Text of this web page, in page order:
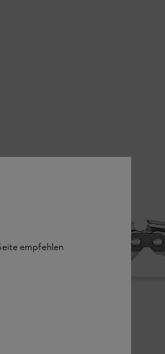
empfehlen